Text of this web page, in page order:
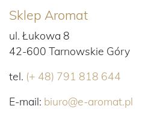
Sklep Aromat
ul. Łukowa 8
42-600 Tarnowskie Góry
tel. (+ 48) 791 818 644
E-mail: biuro@e-aromat.pl